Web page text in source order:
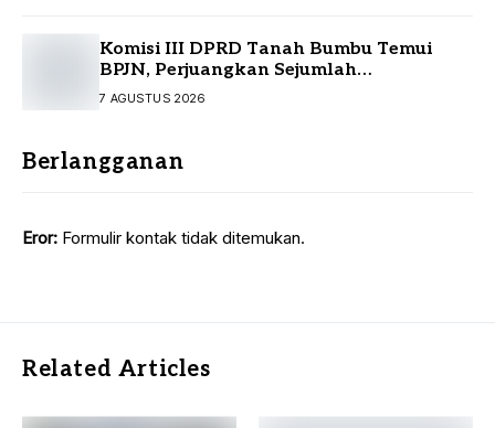
Komisi III DPRD Tanah Bumbu Temui
BPJN, Perjuangkan Sejumlah
Infrastruktur Strategis
7 AGUSTUS 2026
Berlangganan
Eror: Formulir kontak tidak ditemukan.
Related Articles